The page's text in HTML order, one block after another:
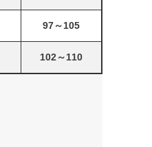
97～105
102～110